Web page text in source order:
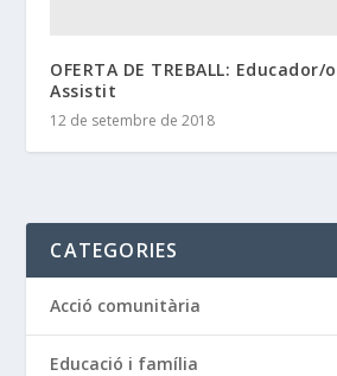
OFERTA DE TREBALL:
Assistit
12 de setembre de 2018
CATEGORIES
Acció comunitària
Educació i família